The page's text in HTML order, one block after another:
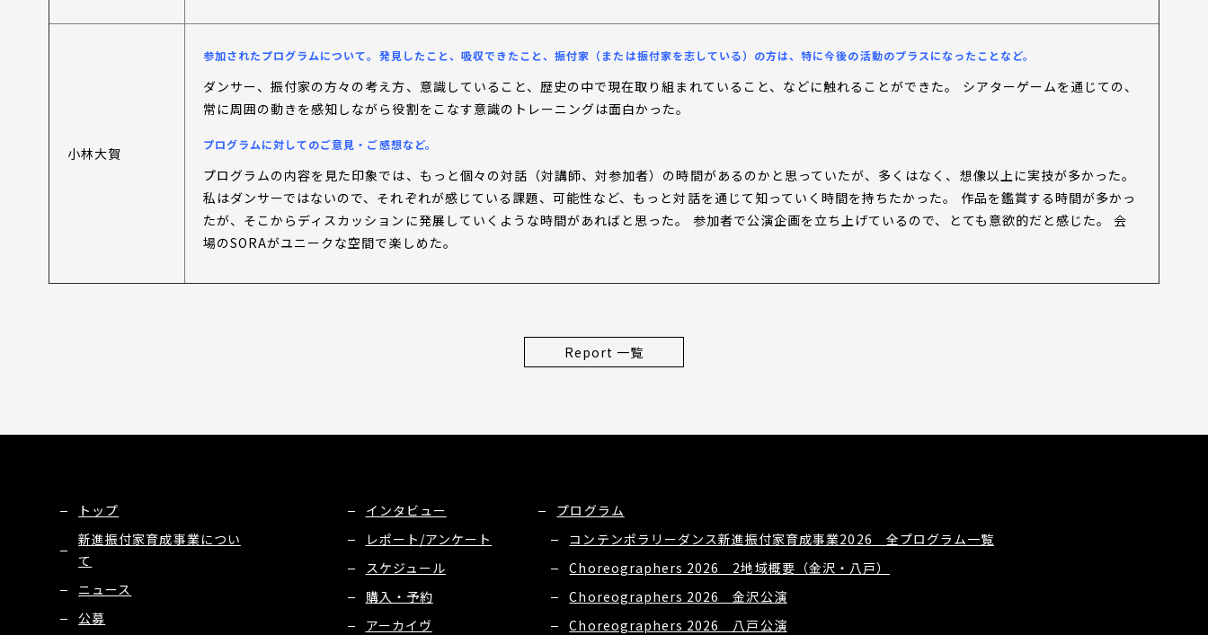
小林大賀
参加されたプログラムについて。発見したこと、吸収できたこと、振付家（または振付家を志している）の方は、特に今後の活動のプラスになったことなど。
ダンサー、振付家の方々の考え方、意識していること、歴史の中で現在取り組まれていること、などに触れることができた。 シアターゲームを通じての、
常に周囲の動きを感知しながら役割をこなす意識のトレーニングは面白かった。
プログラムに対してのご意見・ご感想など。
プログラムの内容を見た印象では、もっと個々の対話（対講師、対参加者）の時間があるのかと思っていたが、多くはなく、想像以上に実技が多かった。
私はダンサーではないので、それぞれが感じている課題、可能性など、もっと対話を通じて知っていく時間を持ちたかった。 作品を鑑賞する時間が多かっ
たが、そこからディスカッションに発展していくような時間があればと思った。 参加者で公演企画を立ち上げているので、とても意欲的だと感じた。 会
場のSORAがユニークな空間で楽しめた。
Report 一覧
トップ
新進振付家育成事業につい
て
ニュース
公募
インタビュー
レポート/アンケート
スケジュール
購入・予約
アーカイヴ
プログラム
コンテンポラリーダンス新進振付家育成事業2026 全プログラム一覧
Choreographers 2026 2地域概要（金沢・八戸）
Choreographers 2026 金沢公演
Choreographers 2026 八戸公演